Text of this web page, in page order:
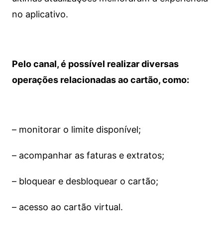
no aplicativo.
Pelo canal, é possível realizar diversas
operações relacionadas ao cartão, como:
– monitorar o limite disponível;
– acompanhar as faturas e extratos;
– bloquear e desbloquear o cartão;
– acesso ao cartão virtual.